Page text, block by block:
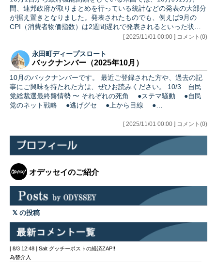
間、連邦政府が取りまとめを行っている統計などの発表の大部分
が据え置きとなりました。発表されたものでも、例えば9月の
CPI（消費者物価指数）は2週間遅れで発表されるといった状況
[ 2025/11/01 00:00 ] コメント(0)
永田町ディープスロート
バックナンバー（2025年10月）
10月のバックナンバーです。 最近ご登録された方や、過去の記
事にご興味を持たれた方は、ぜひお読みください。 10/3 自民
党総裁選最終盤情勢 〜 それぞれの死角 ●ステマ騒動 ●自民
党のネット戦略 ●逃げグセ ●上から目線 ●…
[ 2025/11/01 00:00 ] コメント(0)
オデッセイのご紹介
の投稿
[ 8/3 12:48 ] Salt グッチーポストの経済ZAP!!
為替介入